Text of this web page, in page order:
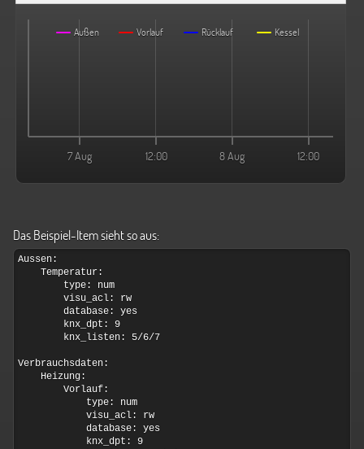
Außen Vorlauf Rücklauf Kessel
7 Aug 12:00 8 Aug 12:00
Das Beispiel-Item sieht so aus: